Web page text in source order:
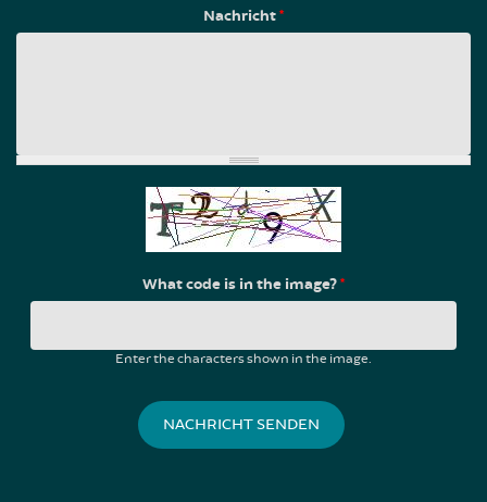
Nachricht*
What code is in the image?*
Enter the characters shown in the image.